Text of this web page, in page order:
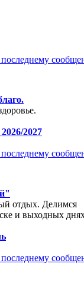
2027
отдых. Делимся
и выходных